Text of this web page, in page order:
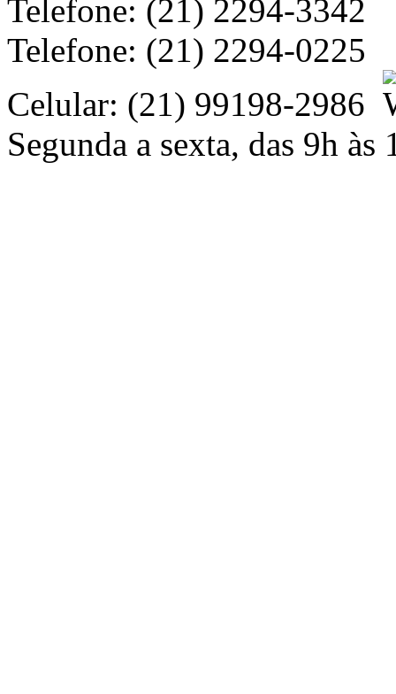
Telefone: (21) 2294-3342
Telefone: (21) 2294-0225
Celular: (21) 99198-2986
Segunda a sexta, das 9h às